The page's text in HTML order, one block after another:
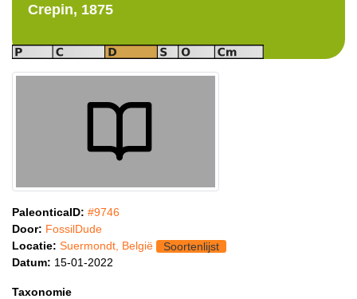
Crepin, 1875
PaleonticaID: #9746
Door: FossilDude
Locatie: Suermondt, België
Soortenlijst
Datum: 15-01-2022
Taxonomie